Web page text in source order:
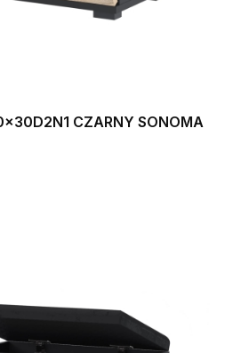
CZARNY SONOMA